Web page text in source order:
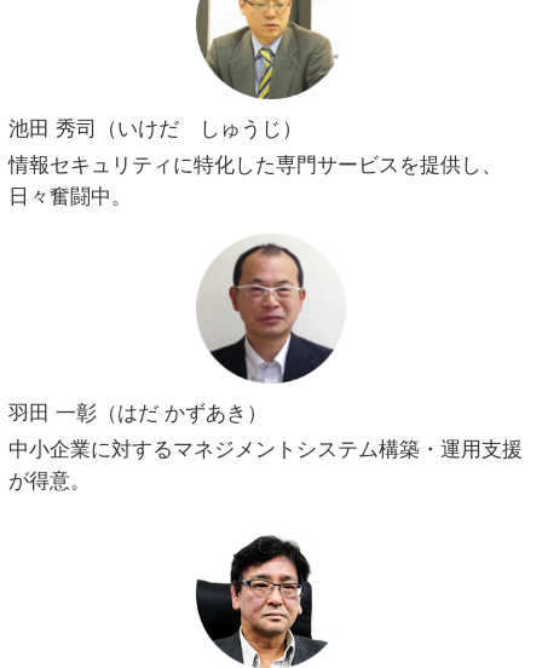
池田 秀司（いけだ しゅうじ）
情報セキュリティに特化した専門サービスを提供し、
日々奮闘中。
羽田 一彰（はだ かずあき）
中小企業に対するマネジメントシステム構築・運用支援
が得意。